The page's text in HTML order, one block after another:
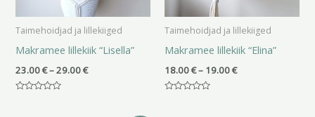
Taimehoidjad ja lillekiiged
Makramee lillekiik “Lisella”
23.00€–29.00€
Taimehoidjad ja lillekiiged
Makramee lillekiik “Elina”
18.00€– 19.00€